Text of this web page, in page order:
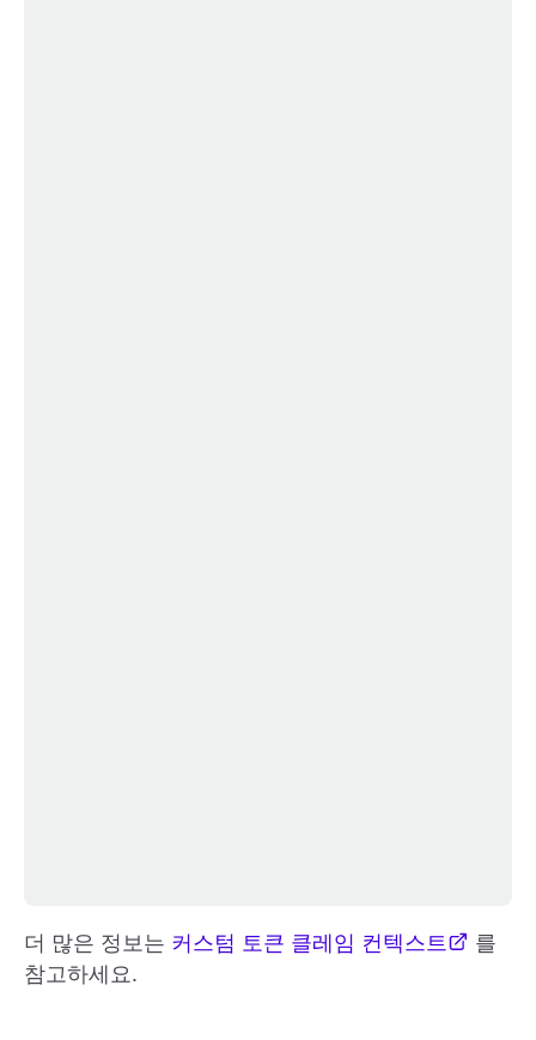
더 많은 정보는 커스텀 토큰 클레임 컨텍스트
를
참고하세요.